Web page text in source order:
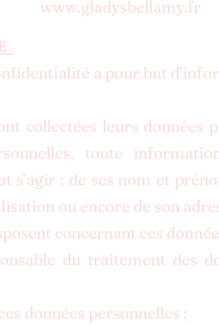
www.gladysbellamy.fr
a pour but
collectées leurs données
toute
: de ses nom et
ou encore de son
concernant ces
du traitement des
données personnelles ;